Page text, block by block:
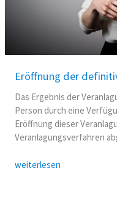
Eröffnung der
Das Ergebnis der
Person durch eine
Eröffnung dieser
Veranlagungsverfahren
weiterlesen